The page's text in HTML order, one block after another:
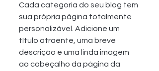
Cada categoria do seu blog tem
sua própria página totalmente
personalizável. Adicione um
título atraente, uma breve
descrição e uma linda imagem
ao cabeçalho da página da